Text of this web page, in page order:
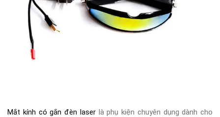
Mắt kính có gắn đèn laserlà phụ kiện chuyên dụng dành cho